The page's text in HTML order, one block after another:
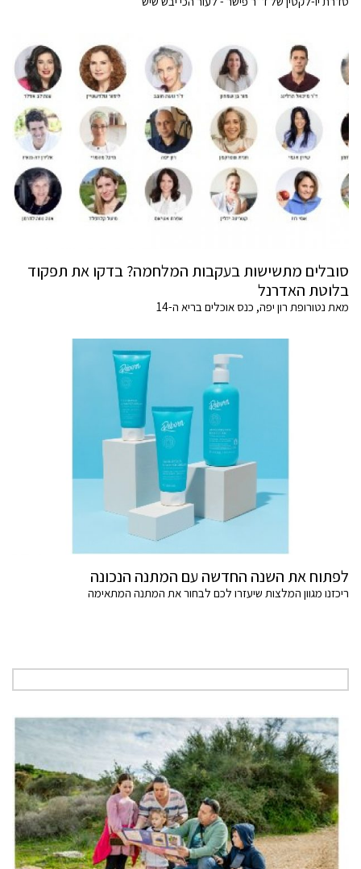
סובלים מתשישות בעקבות המלחמה? בדקו את תפקוד
בלוטת האדרנל
מאת נטורופת רון יפה, כנס אוכלים בריא ה-14
לפתוח את השנה החדשה עם המתנה הנכונה
ריכזנו מגוון המלצות שיעזרו לכם לבחור את המתנה המתאימה